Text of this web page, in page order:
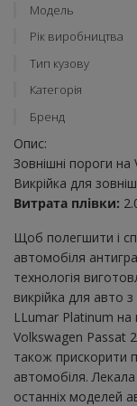
Модель
Рік виробництва
Тип кузову
Категорія
Бренд
Опис:
Зовнішні пороги
Викрійка для
Витрата плівки:
Щоб полегшити і
автомобіля
технологія
викрійка для авто з
LLumar Platinum на
Volkswagen Passat
також прискорити
автомобіля.
останніх моделей